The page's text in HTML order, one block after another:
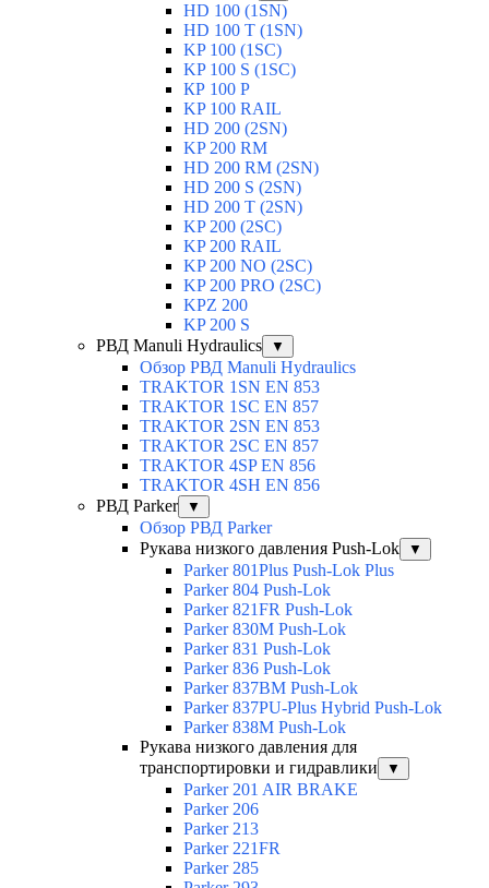
HD 100 (1SN)
HD 100 T (1SN)
KP 100 (1SC)
KP 100 S (1SC)
КР 100 Р
KP 100 RAIL
HD 200 (2SN)
KP 200 RM
HD 200 RM (2SN)
HD 200 S (2SN)
HD 200 T (2SN)
KP 200 (2SC)
KP 200 RAIL
KP 200 NO (2SC)
KP 200 PRO (2SC)
KPZ 200
KP 200 S
РВД Manuli Hydraulics
▼
Обзор РВД Manuli Hydraulics
TRAKTOR 1SN EN 853
TRAKTOR 1SС EN 857
TRAKTOR 2SN EN 853
TRAKTOR 2SС EN 857
TRAKTOR 4SP EN 856
TRAKTOR 4SH EN 856
РВД Parker
▼
Обзор РВД Parker
Рукава низкого давления Push-Lok
▼
Parker 801Plus Push-Lok Plus
Parker 804 Push-Lok
Parker 821FR Push-Lok
Parker 830M Push-Lok
Parker 831 Push-Lok
Parker 836 Push-Lok
Parker 837BM Push-Lok
Parker 837PU-Plus Hybrid Push-Lok
Parker 838M Push-Lok
Рукава низкого давления для
транспортировки и гидравлики
▼
Parker 201 AIR BRAKE
Parker 206
Parker 213
Parker 221FR
Parker 285